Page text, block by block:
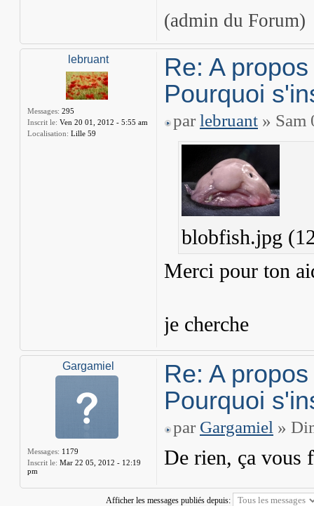
(admin du Forum)
lebruant
Messages: 295
Inscrit le: Ven 20 01, 2012 - 5:55 am
Localisation: Lille 59
Re: A
Pourquoi
par lebruant » Sam
blobfish.jpg
Merci pour ton
je cherche
Gargamiel
Messages: 1179
Inscrit le: Mar 22 05, 2012 - 12:19
pm
Re: A
Pourquoi
par Gargamiel »
De rien, ça vous
Afficher les messages publiés depuis: